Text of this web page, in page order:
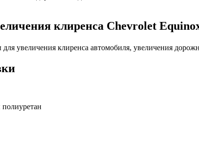
клиренса Chevrolet
для увеличения клиренса автомобиля, увеличения